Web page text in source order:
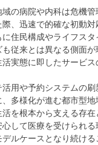
の病院や内科は危機
、迅速で的確な初動
住民構成やライフス
従来とは異なる側面
実態に即したサービ
用や予約システムの
多様化が進む都市型
を根本から支える存
して医療を受けられ
ルケースとなり続け